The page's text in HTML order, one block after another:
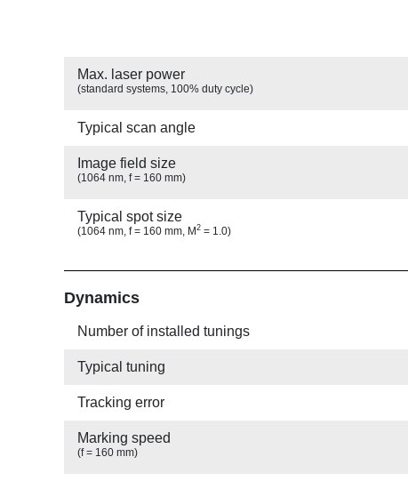
Max. laser power
(standard systems, 100% duty cycle)
Typical scan angle
Image field size
(1064 nm, f = 160 mm)
Typical spot size
(1064 nm, f = 160 mm, M2 = 1.0)
Show
Dynamics
Number of installed tunings
Typical tuning
Tracking error
Marking speed
(f = 160 mm)